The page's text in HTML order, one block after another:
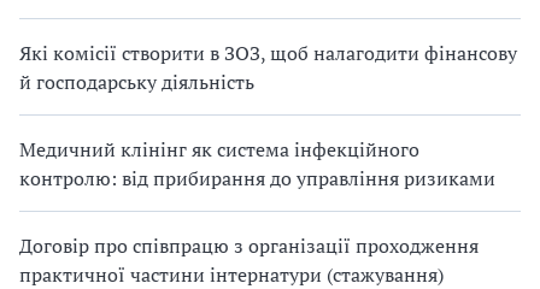
Які комісії створити в ЗОЗ, щоб налагодити фінансову
й господарську діяльність
Медичний клінінг як система інфекційного
контролю: від прибирання до управління ризиками
Договір про співпрацю з організації проходження
практичної частини інтернатури (стажування)